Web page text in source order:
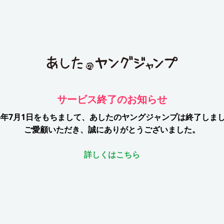
サービス終了のお知らせ
7月1日をもちまして、 あしたのヤングジャンプは終了しま
ご愛顧いただき、誠にありがとうございました。
詳しくはこちら